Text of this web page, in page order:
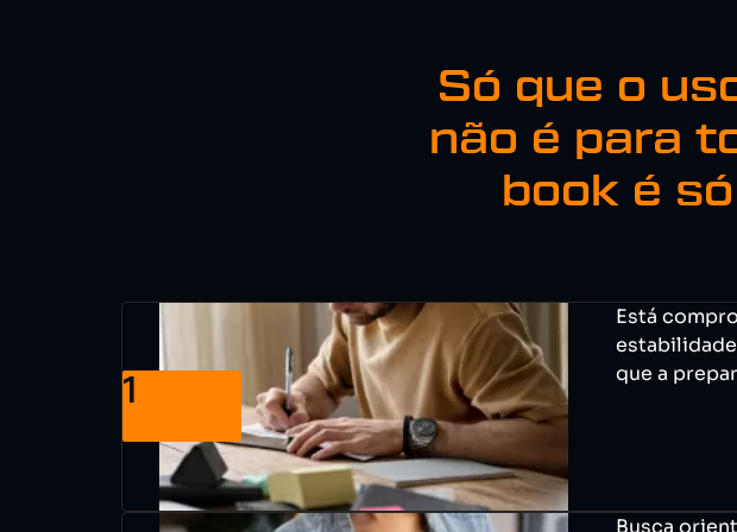
Só que o
não é para
book é
1
Está
que a
Busca